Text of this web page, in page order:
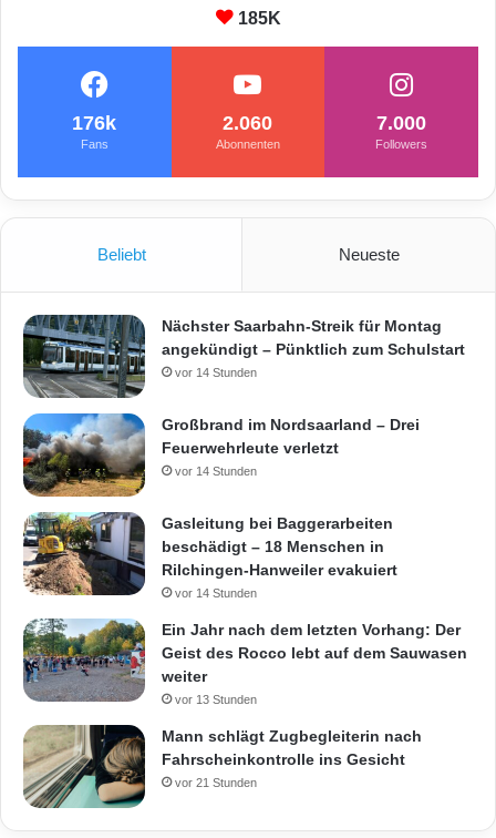
185K
176k
Fans
2.060
Abonnenten
7.000
Followers
Beliebt Neueste
Nächster Saarbahn-Streik für Montag
angekündigt – Pünktlich zum Schulstart
vor 14 Stunden
Großbrand im Nordsaarland – Drei
Feuerwehrleute verletzt
vor 14 Stunden
Gasleitung bei Baggerarbeiten
beschädigt – 18 Menschen in
Rilchingen-Hanweiler evakuiert
vor 14 Stunden
Ein Jahr nach dem letzten Vorhang: Der
Geist des Rocco lebt auf dem Sauwasen
weiter
vor 13 Stunden
Mann schlägt Zugbegleiterin nach
Fahrscheinkontrolle ins Gesicht
vor 21 Stunden